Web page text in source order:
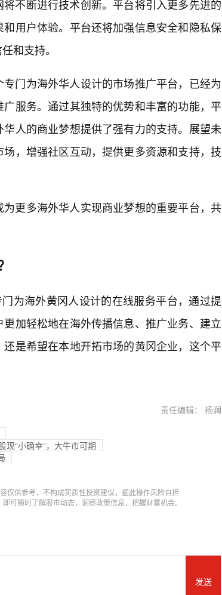
不断进行技术创新。平台将引入更多先进的
用户体验。平台还将加强信息安全和隐私保
和支持。
门为海外华人设计的市场推广平台，已经为
服务。通过其独特的优势和丰富的功能，平
人的商业梦想提供了强有力的支持。展望未
，增强社区互动，提供更多资源和支持，技
更多海外华人实现商业梦想的重要平台，共
为海外黄冈人设计的在线服务平台，通过提
加轻松地在海外传播信息、推广业务、建立
是希望在本地开拓市场的黄冈企业，这个平
责任编辑： 杨澜
现“小确幸”，大牛市可期
仅供参考，不构成实质性投资建议，据此操作风险自担
可随时了解股市动态，洞察政策信息，把握财富机会。
发送